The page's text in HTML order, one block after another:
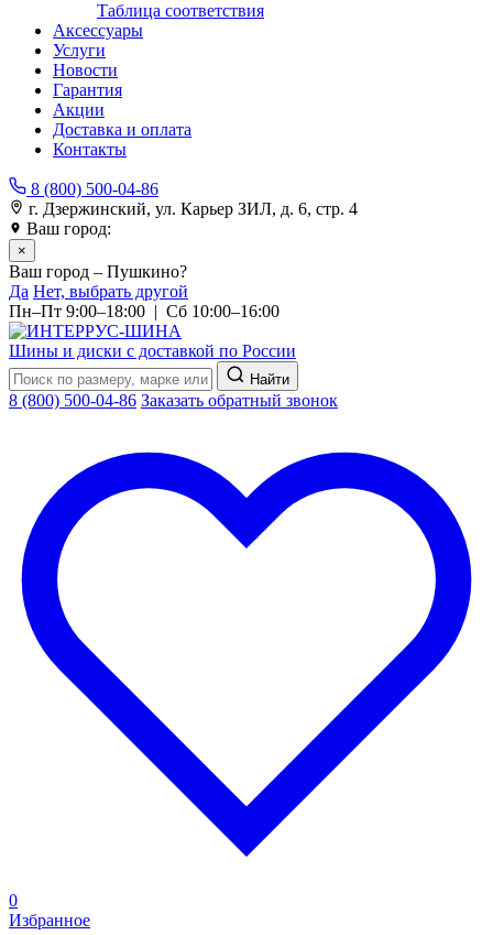
Таблица соответствия
Аксессуары
Услуги
Новости
Гарантия
Акции
Доставка и оплата
Контакты
8 (800) 500-04-86
г. Дзержинский, ул. Карьер ЗИЛ, д. 6, стр. 4
Ваш город:
×
Ваш город – Пушкино?
Да Нет, выбрать другой
Пн–Пт 9:00–18:00 | Сб 10:00–16:00
Шины и диски с доставкой по России
Найти
8 (800) 500-04-86 Заказать обратный звонок
0
Избранное